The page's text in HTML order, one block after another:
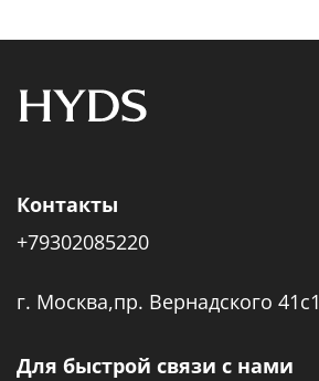
Контакты
+79302085220
г. Москва,пр. Вернадского 41с1
Для быстрой связи с нами